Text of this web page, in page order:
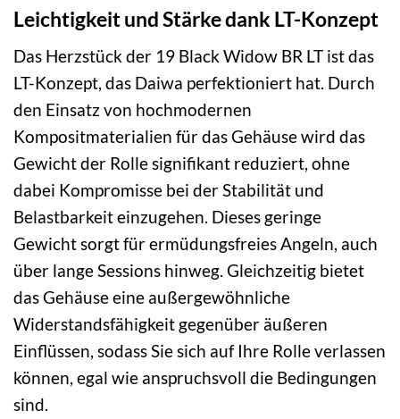
Leichtigkeit und Stärke dank LT-Konzept
Das Herzstück der 19 Black Widow BR LT ist das
LT-Konzept, das Daiwa perfektioniert hat. Durch
den Einsatz von hochmodernen
Kompositmaterialien für das Gehäuse wird das
Gewicht der Rolle signifikant reduziert, ohne
dabei Kompromisse bei der Stabilität und
Belastbarkeit einzugehen. Dieses geringe
Gewicht sorgt für ermüdungsfreies Angeln, auch
über lange Sessions hinweg. Gleichzeitig bietet
das Gehäuse eine außergewöhnliche
Widerstandsfähigkeit gegenüber äußeren
Einflüssen, sodass Sie sich auf Ihre Rolle verlassen
können, egal wie anspruchsvoll die Bedingungen
sind.